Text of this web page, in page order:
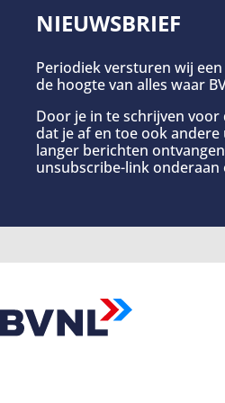
NIEUWSBRIEF
Periodiek versturen wij
de hoogte van alles waar
Door je in te schrijven
dat je af en toe ook
langer berichten
unsubscribe-link onderaan